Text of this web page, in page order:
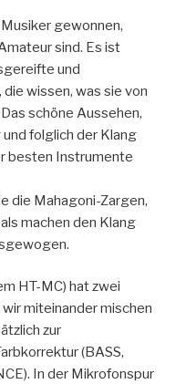
gewonnen,
sind. Es ist
und
wissen, was sie von
schöne Aussehen,
folglich der Klang
besten Instrumente
die Mahagoni-Zargen,
machen den Klang
HT-MC) hat zwei
miteinander mischen
zur
(BASS,
In der Mikrofonspur